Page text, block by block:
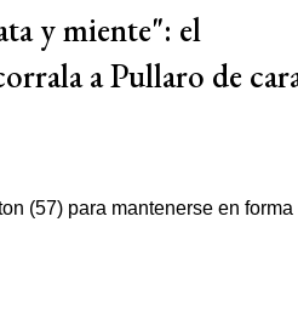
y miente": el
a Pullaro de